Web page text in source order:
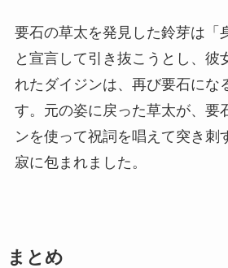
要石の草太を発見した鈴芽は「
と宣言して引き抜こうとし、彼
れたダイジンは、再び要石にな
す。元の姿に戻った草太が、要
ンを使って祝詞を唱えて突き刺
寂に包まれました。
まとめ